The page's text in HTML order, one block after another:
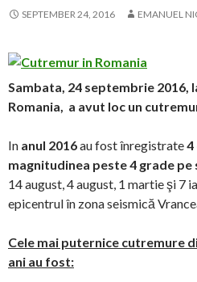
SEPTEMBER 24, 2016 EMANUEL
Sambata, 24 septembrie 2016,
Romania, a avut loc un
In anul 2016au fost înregistrate4
magnitudinea peste 4 grade pe
14 august, 4 august, 1 martie şi 7
epicentrul în zona seismică
Cele mai puternice cutremure
ani au fost: